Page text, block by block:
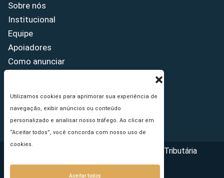
Utilizamos cookies para aprimorar sua experiência de
navegação, exibir anúncios ou conteúdo
personalizado e analisar nosso tráfego. Ao clicar em
“Aceitar todos”, você concorda com nosso uso de
cookies.
Aceitar todos
Sobre nós
Institucional
Equipe
Apoiadores
Como anunciar
Princípios Editoriais
Copyright © 2026 - Portal da Reforma Tributária